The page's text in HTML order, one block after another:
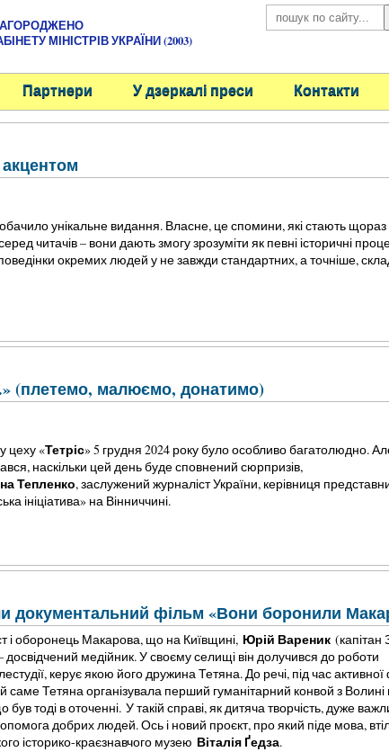
МІНІСТРІВ УКРАЇНИ (2003)
Партнери У дзеркалі преси Контакти
унікальне видання. Власне, це спомини, які стають щораз
читачів – вони дають змогу зрозуміти як певні історичні
окремих людей у не завжди стандартних, а точніше,
малюємо, донатимо)
цеху «Тетріс» 5 грудня 2024 року було особливо багатолюдно.
наскільки цей день буде сповнений сюрпризів,
Тепленко, заслужений журналіст України, керівниця
ініціатива» на Вінниччині.
документальний фільм «Вони боронили
і оборонець Макарова, що на Київщині, Юрій Вареник(капітан
досвідчений медійник. У своєму селищі він долучився до роботи
керує якою його дружина Тетяна. До речі, під час
саме Тетяна організувала перший гуманітарний конвой з Волині
був тоді в оточенні.У такій справі, як дитяча творчість, дуже
добрих людей. Ось і новий проєкт, про який піде мова,
історико-краєзнавчого музею Віталія Ґедза.